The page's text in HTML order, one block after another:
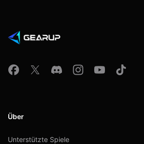
Über
Unterstützte Spiele